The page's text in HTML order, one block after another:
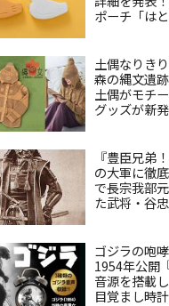
ポーチ「はと
土偶なりき
森の縄文遺
土偶がモチ
グッズが新
『豊臣兄弟
の大軍に徹
で長宗我部
た武将・谷
ゴジラの咆
1954年公開
音源を搭載
目覚まし時